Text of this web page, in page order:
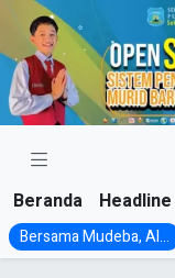
Skip
content
Beranda Headline
Bersama Mudeba, Al...